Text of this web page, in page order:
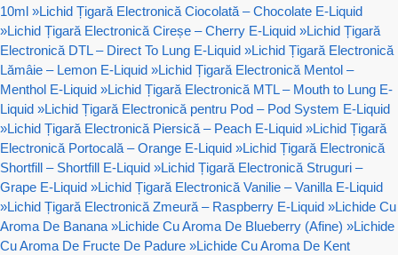
10ml »Lichid Țigară Electronică Ciocolată – Chocolate E-Liquid
»Lichid Țigară Electronică Cireșe – Cherry E-Liquid »Lichid Țigară
Electronică DTL – Direct To Lung E-Liquid »Lichid Țigară Electronică
Lămâie – Lemon E-Liquid »Lichid Țigară Electronică Mentol –
Menthol E-Liquid »Lichid Țigară Electronică MTL – Mouth to Lung E-
Liquid »Lichid Țigară Electronică pentru Pod – Pod System E-Liquid
»Lichid Țigară Electronică Piersică – Peach E-Liquid »Lichid Țigară
Electronică Portocală – Orange E-Liquid »Lichid Țigară Electronică
Shortfill – Shortfill E-Liquid »Lichid Țigară Electronică Struguri –
Grape E-Liquid »Lichid Țigară Electronică Vanilie – Vanilla E-Liquid
»Lichid Țigară Electronică Zmeură – Raspberry E-Liquid »Lichide Cu
Aroma De Banana »Lichide Cu Aroma De Blueberry (Afine) »Lichide
Cu Aroma De Fructe De Padure »Lichide Cu Aroma De Kent